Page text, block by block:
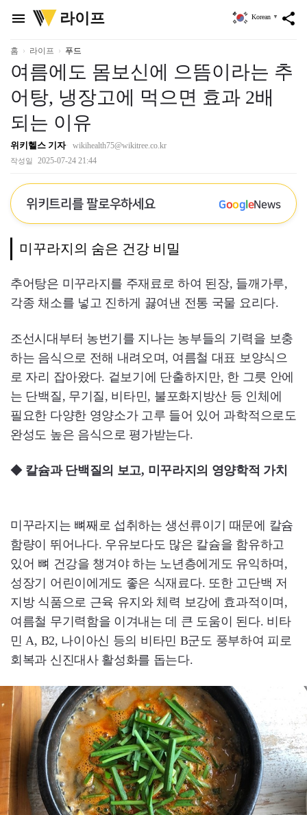
menu
위
키
리
라이프 share
Korean ▼
홈 라이프 푸드
여름에도 몸보신에 으뜸이라는 추
어탕, 냉장고에 먹으면 효과 2배
되는 이유
위키헬스 기자 wikihealth75@wikitree.co.kr
작성일 2025-07-24 21:44
위키트리를 팔로우하세요 GoogleNews
미꾸라지의 숨은 건강 비밀
추어탕은 미꾸라지를 주재료로 하여 된장, 들깨가루,
각종 채소를 넣고 진하게 끓여낸 전통 국물 요리다.
조선시대부터 농번기를 지나는 농부들의 기력을 보충
하는 음식으로 전해 내려오며, 여름철 대표 보양식으
로 자리 잡아왔다. 겉보기에 단출하지만, 한 그릇 안에
는 단백질, 무기질, 비타민, 불포화지방산 등 인체에
필요한 다양한 영양소가 고루 들어 있어 과학적으로도
완성도 높은 음식으로 평가받는다.
◆ 칼슘과 단백질의 보고, 미꾸라지의 영양학적 가치
미꾸라지는 뼈째로 섭취하는 생선류이기 때문에 칼슘
함량이 뛰어나다. 우유보다도 많은 칼슘을 함유하고
있어 뼈 건강을 챙겨야 하는 노년층에게도 유익하며,
성장기 어린이에게도 좋은 식재료다. 또한 고단백 저
지방 식품으로 근육 유지와 체력 보강에 효과적이며,
여름철 무기력함을 이겨내는 데 큰 도움이 된다. 비타
민 A, B2, 나이아신 등의 비타민 B군도 풍부하여 피로
회복과 신진대사 활성화를 돕는다.